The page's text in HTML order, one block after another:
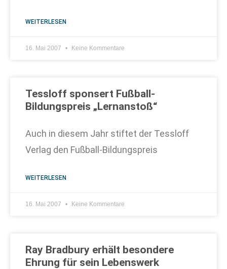
WEITERLESEN
16. Mai 2007 Keine Kommentare
Tessloff sponsert Fußball-
Bildungspreis „Lernanstoß“
Auch in diesem Jahr stiftet der Tessloff
Verlag den Fußball-Bildungspreis
WEITERLESEN
16. Mai 2007 Keine Kommentare
Ray Bradbury erhält besondere
Ehrung für sein Lebenswerk